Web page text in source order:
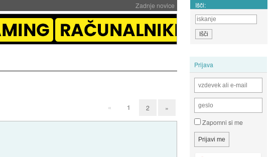
Zadnje novice Išči:
Prijava
Zapomni si me
« 1 2 »